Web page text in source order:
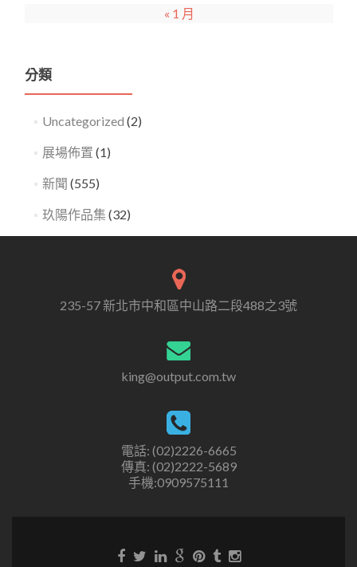
« 1 月
分類
Uncategorized (2)
展場佈置 (1)
新聞 (555)
玖陽作品集 (32)
235-57 新北市中和區中山路二段488之3號
king@output.com.tw
電話: (02)2226-6665
傳真: (02)2222-5689
手機:0909575111